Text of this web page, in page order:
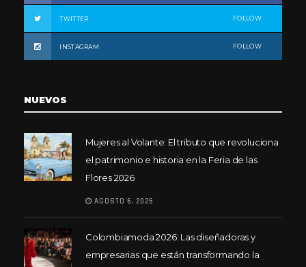
TWITTER FOLLOW
INSTAGRAM FOLLOW
NUEVOS
Mujeres al Volante: El tributo que revoluciona
el patrimonio e historia en la Feria de las
Flores 2026
AGOSTO 6, 2026
Colombiamoda 2026: Las diseñadoras y
empresarias que están transformando la